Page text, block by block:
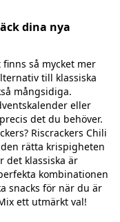
dina nya
så mycket mer
till klassiska
mångsidiga.
eller
det du behöver.
Riscrackers Chili
rätta krispigheten
det klassiska är
kombinationen
snacks för när du är
ett utmärkt val!